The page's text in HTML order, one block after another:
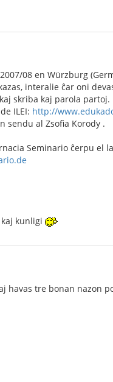
08 en Würzburg
interalie ĉar oni
skriba kaj parola
ILEI: http://
sendu al Zsofia Korody .
Seminario ĉerpu el
kunligi
havas tre bonan nazon